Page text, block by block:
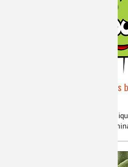
Zoom sur la résistance des
bactéries, antibactériens,
mécanismes de résistance,